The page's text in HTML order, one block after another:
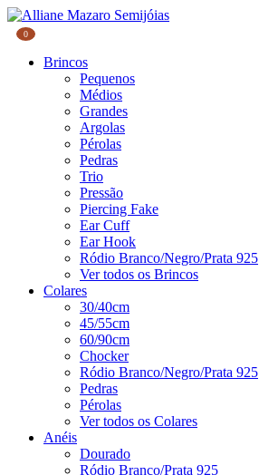
0
Brincos
Pequenos
Médios
Grandes
Argolas
Pérolas
Pedras
Trio
Pressão
Piercing Fake
Ear Cuff
Ear Hook
Ródio Branco/Negro/Prata 925
Ver todos os Brincos
Colares
30/40cm
45/55cm
60/90cm
Chocker
Ródio Branco/Negro/Prata 925
Pedras
Pérolas
Ver todos os Colares
Anéis
Dourado
Ródio Branco/Prata 925